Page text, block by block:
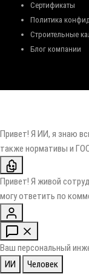
Сертификаты
Политика
Строительные
Блог компании
Привет! Я ИИ, я знаю
также нормативы и
Привет! Я живой
могу ответить по
Ваш персональный
ИИ
Человек